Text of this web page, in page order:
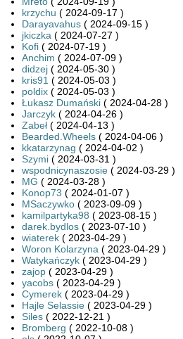
krzychu ( 2024-09-17 )
Darayavahus( 2024-09-15 )
jkiczka ( 2024-07-27 )
Kofi( 2024-07-19 )
Anchim ( 2024-07-09 )
didzej( 2024-05-30 )
kris91 ( 2024-05-03 )
poldix( 2024-05-03 )
Łukasz Dumański( 2024-04-28 )
Jarczyk( 2024-04-26 )
Zabeł( 2024-04-13 )
Bearded.Wheels( 2024-04-06 )
kkatarzynag ( 2024-04-02 )
Szymi( 2024-03-31 )
wspodnicynaszosie( 2024-03-29 )
MG ( 2024-03-28 )
Konop73 ( 2024-01-07 )
MSaczywko( 2023-09-09 )
kamilpartyka98 ( 2023-08-15 )
darek.bydlos( 2023-07-10 )
wiaterek( 2023-04-29 )
Woron Kolarzyna ( 2023-04-29 )
Watykańczyk( 2023-04-29 )
zajop( 2023-04-29 )
yacobs( 2023-04-29 )
Cymerek( 2023-04-29 )
Hajle Selassie( 2023-04-29 )
Siles( 2022-12-21 )
Bromberg ( 2022-10-08 )